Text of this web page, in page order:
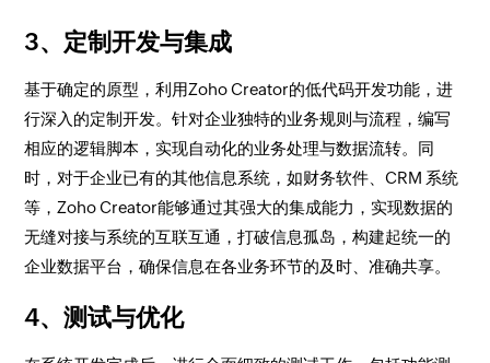
3、定制开发与集成
基于确定的原型，利用Zoho Creator的低代码开发功能，进
行深入的定制开发。针对企业独特的业务规则与流程，编写
相应的逻辑脚本，实现自动化的业务处理与数据流转。同
时，对于企业已有的其他信息系统，如财务软件、CRM 系统
等，Zoho Creator能够通过其强大的集成能力，实现数据的
无缝对接与系统的互联互通，打破信息孤岛，构建起统一的
企业数据平台，确保信息在各业务环节的及时、准确共享。
4、测试与优化